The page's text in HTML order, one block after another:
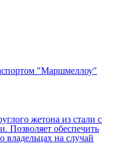
"Маршмеллоу"
жетона из стали с
Позволяет обеспечить
на случай